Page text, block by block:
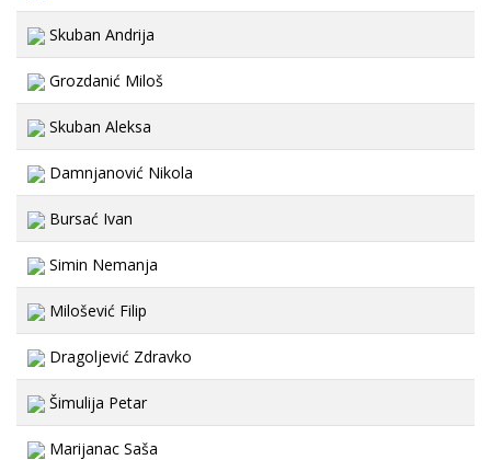
Skuban Andrija
Grozdanić Miloš
Skuban Aleksa
Damnjanović Nikola
Bursać Ivan
Simin Nemanja
Milošević Filip
Dragoljević Zdravko
Šimulija Petar
Marijanac Saša